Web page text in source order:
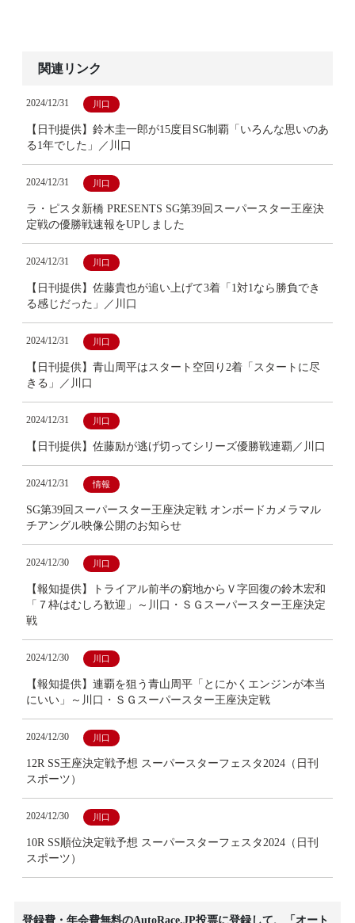
関連リンク
2024/12/31 川口
【日刊提供】鈴木圭一郎が15度目SG制覇「いろんな思いのあ
る1年でした」／川口
2024/12/31 川口
ラ・ピスタ新橋 PRESENTS SG第39回スーパースター王座決
定戦の優勝戦速報をUPしました
2024/12/31 川口
【日刊提供】佐藤貴也が追い上げて3着「1対1なら勝負でき
る感じだった」／川口
2024/12/31 川口
【日刊提供】青山周平はスタート空回り2着「スタートに尽
きる」／川口
2024/12/31 川口
【日刊提供】佐藤励が逃げ切ってシリーズ優勝戦連覇／川口
2024/12/31 情報
SG第39回スーパースター王座決定戦 オンボードカメラマル
チアングル映像公開のお知らせ
2024/12/30 川口
【報知提供】トライアル前半の窮地からＶ字回復の鈴木宏和
「７枠はむしろ歓迎」～川口・ＳＧスーパースター王座決定
戦
2024/12/30 川口
【報知提供】連覇を狙う青山周平「とにかくエンジンが本当
にいい」～川口・ＳＧスーパースター王座決定戦
2024/12/30 川口
12R SS王座決定戦予想 スーパースターフェスタ2024（日刊
スポーツ）
2024/12/30 川口
10R SS順位決定戦予想 スーパースターフェスタ2024（日刊
スポーツ）
登録費・年会費無料のAutoRace.JP投票に登録して、「オート